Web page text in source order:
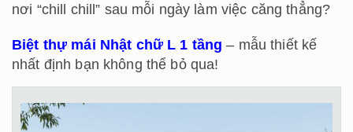
nơi “chill chill” sau mỗi ngày làm việc căng thẳng?
Biệt thự mái Nhật chữ L 1 tầng – mẫu thiết kế
nhất định bạn không thể bỏ qua!